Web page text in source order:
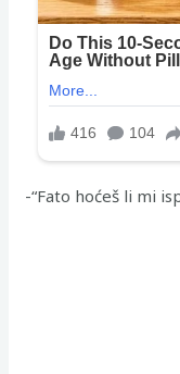
-“Fato hoćeš li mi